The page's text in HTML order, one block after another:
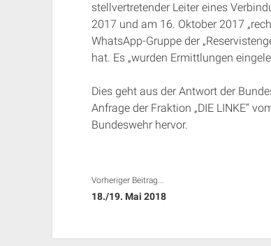
stellvertretender Leiter eines
2017 und am 16. Oktober 2017
WhatsApp-Gruppe der
hat. Es „wurden Ermittlungen
Dies geht aus der Antwort der
Anfrage der Fraktion „DIE LINKE“
Bundeswehr hervor.
Vorheriger Beitrag...
18./19. Mai 2018